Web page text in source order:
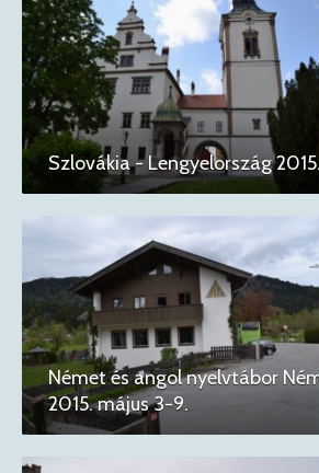
Szlovákia - Lengyelország
Német és angol nyelvtábor
2015. május 3-9.